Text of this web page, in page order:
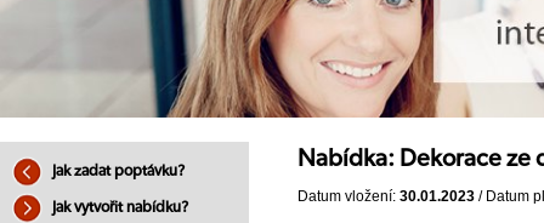
Jak zadat poptávku?
Jak vytvořit nabídku?
Nabídka: Dekorace ze
Datum vložení: 30.01.2023 / Datum